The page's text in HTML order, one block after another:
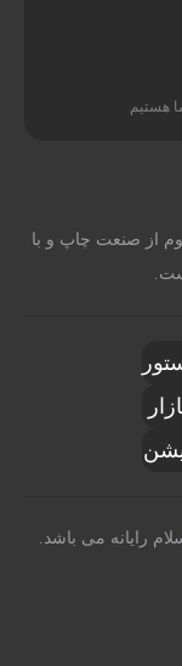
از صنعت چاپ و با
رایانه می باشد.